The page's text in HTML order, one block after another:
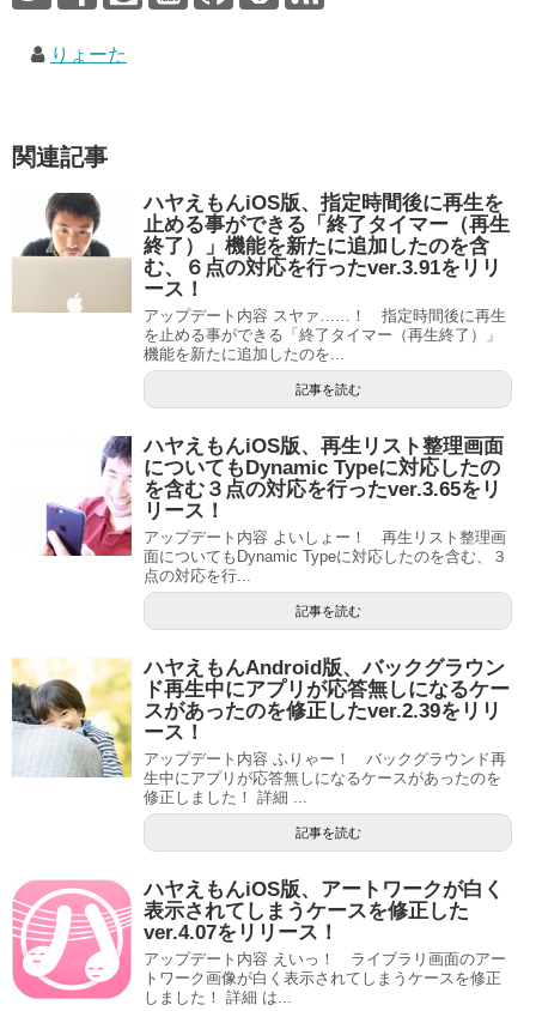
りょーた
関連記事
ハヤえもんiOS版、指定時間後に再生を
止める事ができる「終了タイマー（再生
終了）」機能を新たに追加したのを含
む、６点の対応を行ったver.3.91をリリ
ース！
アップデート内容 スヤァ……！ 指定時間後に再生
を止める事ができる「終了タイマー（再生終了）」
機能を新たに追加したのを...
記事を読む
ハヤえもんiOS版、再生リスト整理画面
についてもDynamic Typeに対応したの
を含む３点の対応を行ったver.3.65をリ
リース！
アップデート内容 よいしょー！ 再生リスト整理画
面についてもDynamic Typeに対応したのを含む、３
点の対応を行...
記事を読む
ハヤえもんAndroid版、バックグラウン
ド再生中にアプリが応答無しになるケー
スがあったのを修正したver.2.39をリリ
ース！
アップデート内容 ふりゃー！ バックグラウンド再
生中にアプリが応答無しになるケースがあったのを
修正しました！ 詳細 ...
記事を読む
ハヤえもんiOS版、アートワークが白く
表示されてしまうケースを修正した
ver.4.07をリリース！
アップデート内容 えいっ！ ライブラリ画面のアー
トワーク画像が白く表示されてしまうケースを修正
しました！ 詳細 は...